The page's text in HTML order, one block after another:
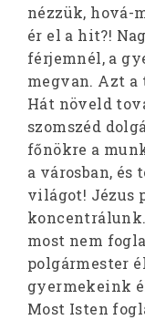
nézzük, hová-
ér el a hit?!
férjemnél, a
megvan. Azt
Hát növeld
szomszéd
főnökre a
a városban, és
világot! Jézus
most nem
polgármester
gyermekeink
Most Isten